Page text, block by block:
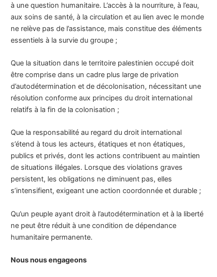
à une question humanitaire. L’accès à la nourriture, à l’eau,
aux soins de santé, à la circulation et au lien avec le monde
ne relève pas de l’assistance, mais constitue des éléments
essentiels à la survie du groupe ;
Que la situation dans le territoire palestinien occupé doit
être comprise dans un cadre plus large de privation
d’autodétermination et de décolonisation, nécessitant une
résolution conforme aux principes du droit international
relatifs à la fin de la colonisation ;
Que la responsabilité au regard du droit international
s’étend à tous les acteurs, étatiques et non étatiques,
publics et privés, dont les actions contribuent au maintien
de situations illégales. Lorsque des violations graves
persistent, les obligations ne diminuent pas, elles
s’intensifient, exigeant une action coordonnée et durable ;
Qu’un peuple ayant droit à l’autodétermination et à la liberté
ne peut être réduit à une condition de dépendance
humanitaire permanente.
Nous nous engageons